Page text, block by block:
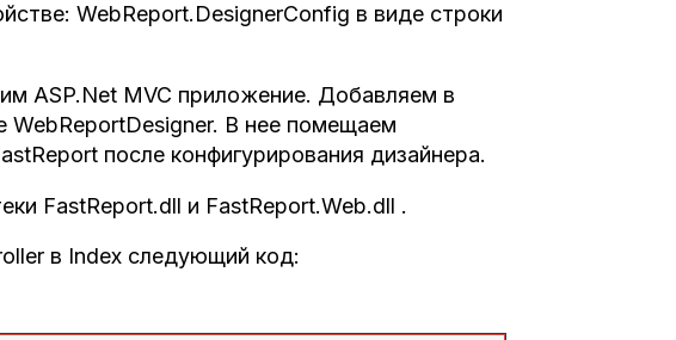
WebReport.DesignerConfig в виде строки
ASP.Net MVC приложение. Добавляем в
WebReportDesigner. В нее помещаем
после конфигурирования дизайнера.
FastReport.dll и FastReport.Web.dll .
в Index следующий код: